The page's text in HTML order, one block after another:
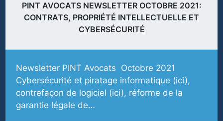
PINT AVOCATS NEWSLETTER OCTOBRE 2021:
CONTRATS, PROPRIÉTÉ INTELLECTUELLE ET
CYBERSÉCURITÉ
Newsletter PINT Avocats Octobre 2021
Cybersécurité et piratage informatique (ici),
contrefaçon de logiciel (ici), réforme de la
garantie légale de…